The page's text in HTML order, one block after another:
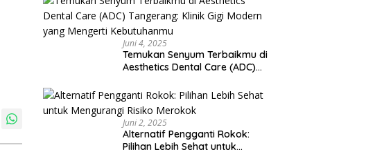
Juni 4, 2025
Temukan Senyum Terbaikmu di
Aesthetics Dental Care (ADC)
yang Mengerti Kebutuhanmu
Juni 2, 2025
Alternatif Pengganti Rokok:
Pilihan Lebih Sehat untuk